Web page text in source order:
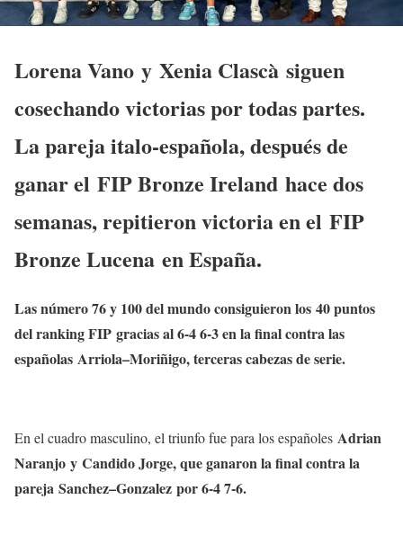
Lorena Vano y Xenia Clascà siguen
cosechando victorias por todas partes.
La pareja italo-española, después de
ganar el FIP Bronze Ireland hace dos
semanas, repitieron victoria en el FIP
Bronze Lucena en España.
Las número 76 y 100 del mundo consiguieron los 40 puntos
del ranking FIP gracias al 6-4 6-3 en la final contra las
españolas Arriola–Moriñigo, terceras cabezas de serie.
En el cuadro masculino, el triunfo fue para los españoles Adrian
Naranjo y Candido Jorge, que ganaron la final contra la
pareja Sanchez–Gonzalez por 6-4 7-6.